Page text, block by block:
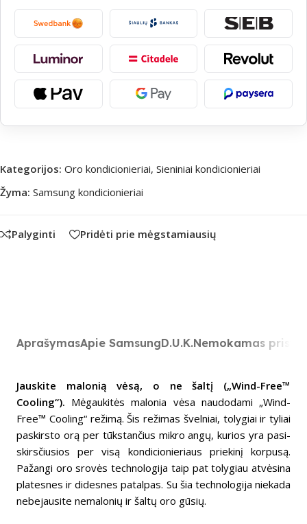
Kategorijos: Oro kondicionieriai, Sieniniai kondicionieriai
Žyma: Samsung kondicionieriai
Palyginti Pridėti prie mėgstamiausių
AprašymasApie SamsungD.U.K.Nemokamas
Jaus­­kite malo­­nią vėsą, o ne šaltį („Wind-Free™
Cooling“). Mėgau­ki­tės malo­­nia vėsa naudo­dami „Wind-
Free™ Cooling“ režimą. Šis reži­­mas švel­niai, toly­giai ir tyliai
paskirsto orą per tūks­tan­čius mikro ­angų, kurios yra pasi­
skirs­čiu­sios per visą kondi­cio­nie­riaus prie­kinį korpusą.
Pažangi oro srovės tech­­no­lo­gija taip pat toly­giau atvė­sina
plate­s­nes ir dide­s­nes pata­l­pas. Su šia tech­no­lo­gija niekada
nebe­jau­site nema­lo­nių ir šaltų oro gūsių.